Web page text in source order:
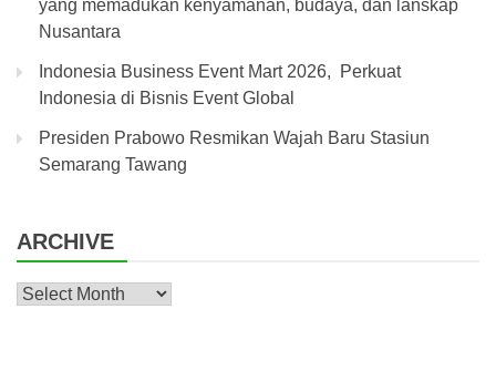
yang memadukan kenyamanan, budaya, dan lanskap
Nusantara
Indonesia Business Event Mart 2026, Perkuat
Indonesia di Bisnis Event Global
Presiden Prabowo Resmikan Wajah Baru Stasiun
Semarang Tawang
ARCHIVE
Archive